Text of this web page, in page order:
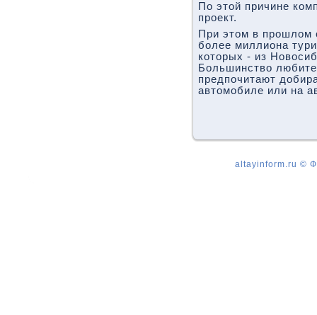
По этой причине
проект.
При этом в прошлом
более миллиона
которых - из
Большинство
предпочитают
автомобиле или на
altayinform.ru ©